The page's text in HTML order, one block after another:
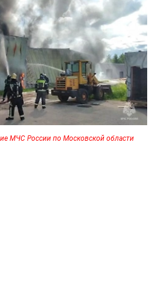
МЧС России по Московской области